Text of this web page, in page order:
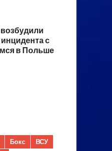
с
в Польше
Бокс
ВСУ